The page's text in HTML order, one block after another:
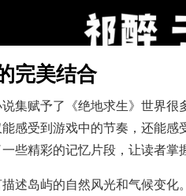
完美结合
集赋予了《绝地求生》世界
感受到游戏中的节奏，还能
些精彩的记忆片段，让读者掌
述岛屿的自然风光和气候变化